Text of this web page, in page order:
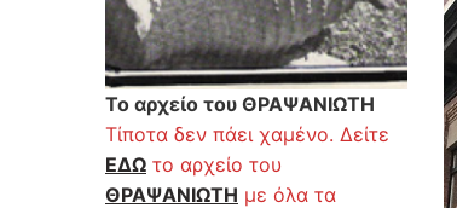
Το αρχείο του ΘΡΑΨΑΝΙΩΤΗ
Τίποτα δεν πάει χαμένο. Δείτε
ΕΔΩ το αρχείο του
ΘΡΑΨΑΝΙΩΤΗ με όλα τα